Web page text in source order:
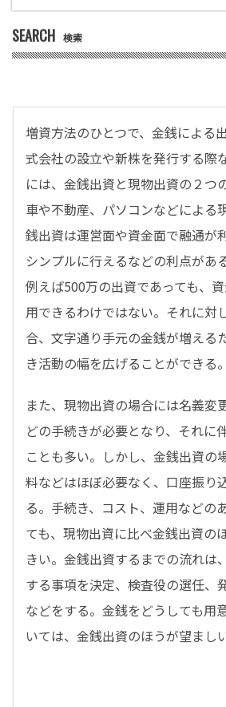
SEARCH 検索
増資方法のひとつで、金銭による
式会社の設立や新株を発行する際
には、金銭出資と現物出資の２つ
車や不動産、パソコンなどによる
銭出資は運営面や資金面で融通が
シンプルに行えるなどの利点があ
例えば500万の出資であっても、
用できるわけではない。それに対
合、文字通り手元の金銭が増える
き活動の幅を広げることができる。
また、現物出資の場合には名義変
どの手続きが必要となり、それに
ことも多い。しかし、金銭出資の
料などはほぼ必要なく、口座振り
る。手続き、コスト、運用などの
ても、現物出資に比べ金銭出資の
きい。金銭出資するまでの流れは
する事項を決定、検査役の選任、
などをする。金銭をどうしても用
いては、金銭出資のほうが望ましい